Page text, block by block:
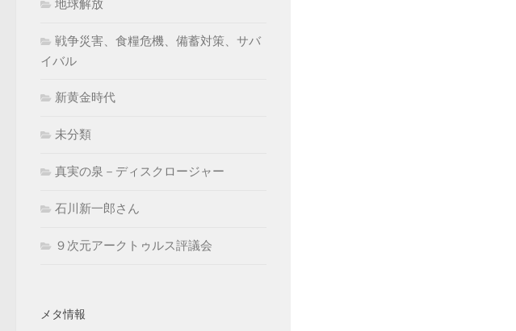
地球解放
戦争災害、食糧危機、備蓄対策、サバ
イバル
新黄金時代
未分類
真実の泉－ディスクロージャー
石川新一郎さん
９次元アークトゥルス評議会
メタ情報